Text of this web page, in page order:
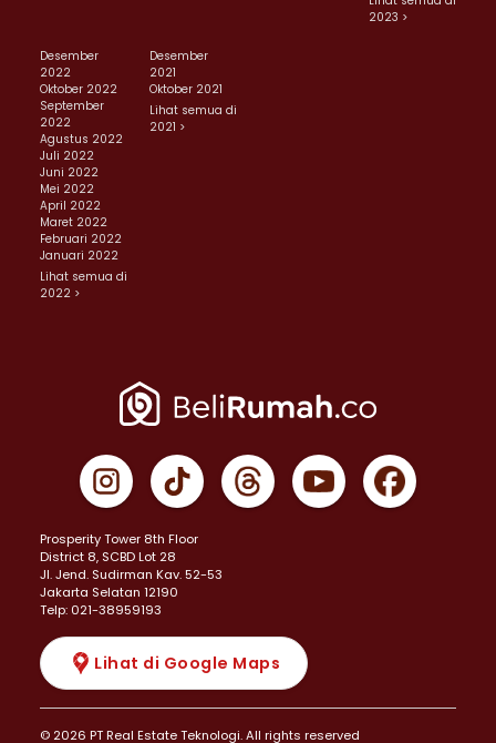
2023 >
Desember
2022
Oktober 2022
September
2022
Agustus 2022
Juli 2022
Juni 2022
Mei 2022
April 2022
Maret 2022
Februari 2022
Januari 2022
Lihat semua di
2022 >
Desember
2021
Oktober 2021
Lihat semua di
2021 >
Prosperity Tower 8th Floor
District 8, SCBD Lot 28
JI. Jend. Sudirman Kav. 52-53
Jakarta Selatan 12190
Telp: 021-38959193
Lihat di Google Maps
© 2026 PT Real Estate Teknologi. All rights reserved